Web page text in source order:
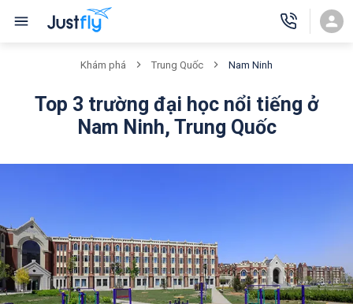
Khám phá Trung Quốc Nam Ninh
Top 3 trường đại học nổi tiếng ở
Nam Ninh, Trung Quốc